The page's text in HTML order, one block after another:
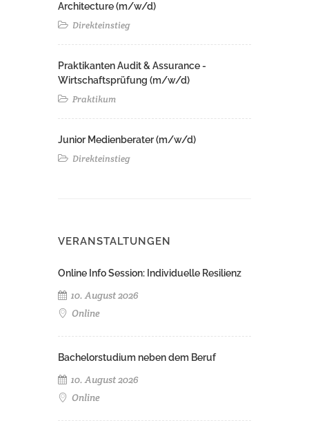
Architecture (m/w/d)​ ​
Direkteinstieg
Praktikanten Audit & Assurance -
Wirtschaftsprüfung (m/w/d)
Praktikum
Junior Medienberater (m/w/d)
Direkteinstieg
VERANSTALTUNGEN
Online Info Session: Individuelle Resilienz
10. August 2026
Online
Bachelorstudium neben dem Beruf
10. August 2026
Online